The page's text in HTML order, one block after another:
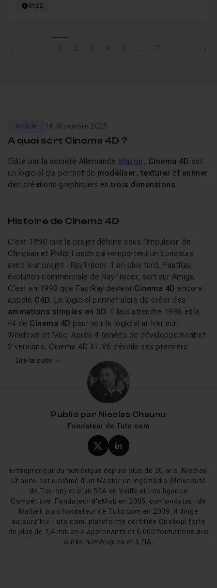
8h22
1
Article 14 décembre 2025
A quoi sert Cinema 4D ?
Edité par la société Allemande Maxon , Cinema 4D est
un logiciel qui permet de modéliser , texturer et animer
des créations graphiques en trois dimensions.
Histoire de Cinema 4D
C’est 1990 que le projet débute sous l’impulsion de
Christian et Philip Losch qui remportent un concours
avec leur projet : RayTracer. 1 an plus tard, FastRay,
évolution commerciale de RayTracer, sort sur Amiga.
C’est en 1993 que FastRay devient Cinema 4D encore
appelé C4D. Le logiciel permet alors de créer des
animations simples en 3D. Il faut attendre 1996 et la
v4 de Cinema 4D pour voir le logiciel arriver sur
Windows et Mac. Après 4 années de développement et
2 versions, Cinema 4D XL V6 dévoile ses premiers
plugins majeurs comme BodyPaint 3D. Grâce à un suivi
très proche des attentes de l’industrie, Cinema 4D est
devenu un soft de référence en matière de travail en
trois dimensions, notamment dans le milieu du
. Ce succès aura sans doute du poids
dans la décision d'Adobe qui commercialise à partir de
une version Lite de Cinema 4Davec After
Effects, et crée un pont entre les deux logiciels nommé
Description de Cinema 4D
Cinema 4Dest un logiciel entièrement dédié à l’univers
de la3D. Il permet de modéliser des formes, des plus
simples au plus complexes, de leur appliquer une
texture et de les animer. Un des particularités de Cinema
Lire la suite
Publié par Nicolas Chaunu
Fondateur de Tuto.com
Profil X (twitter) de
Profil LinkedIn de
Entrepreneur du numérique depuis plus de 20 ans, Nicolas
Chaunu est diplômé d'un Master en Ingémédia (Université
de Toulon) et d'un DEA en Veille et Intelligence
Compétitive. Fondateur d'eMob en 2005, co-fondateur de
Mailjet, puis fondateur de Tuto.com en 2009, il dirige
aujourd'hui Tuto.com, plateforme certifiée Qualiopi forte
de plus de 1,4 million d'apprenants et 6 000 formations aux
outils numériques et à l'IA.